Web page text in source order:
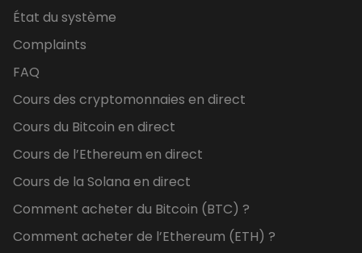
État du système
Complaints
FAQ
Cours des cryptomonnaies en direct
Cours du Bitcoin en direct
Cours de l’Ethereum en direct
Cours de la Solana en direct
Comment acheter du Bitcoin (BTC) ?
Comment acheter de l’Ethereum (ETH) ?